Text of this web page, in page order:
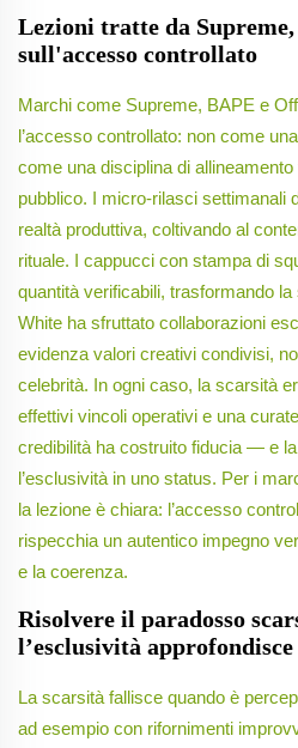
Lezioni tratte da
sull'accesso controllato
Marchi come Supreme, BAPE e
l’accesso controllato: non come
come una disciplina di allineamento
pubblico. I micro-rilasci settimanali
realtà produttiva, coltivando al
rituale. I cappucci con stampa di
quantità verificabili, trasformando la
White ha sfruttato collaborazioni
evidenza valori creativi condivisi,
celebrità. In ogni caso, la scarsità
effettivi vincoli operativi e una
credibilità ha costruito fiducia — e
l’esclusività in uno status. Per i
la lezione è chiara: l’accesso
rispecchia un autentico impegno
e la coerenza.
Risolvere il paradosso
l’esclusività
La scarsità fallisce quando è
ad esempio con rifornimenti